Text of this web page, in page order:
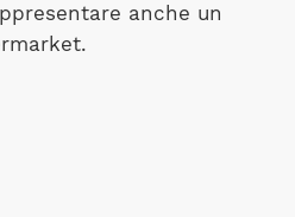
anche un